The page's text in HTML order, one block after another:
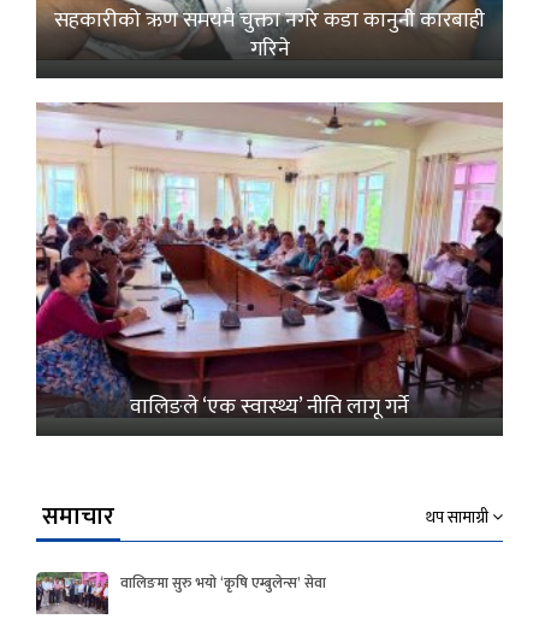
सहकारीको ऋण समयमै चुक्ता नगरे कडा कानुनी कारबाही
गरिने
वालिङले ‘एक स्वास्थ्य’ नीति लागू गर्ने
समाचार थप सामाग्री
वालिङमा सुरु भयो ‘कृषि एम्बुलेन्स’ सेवा